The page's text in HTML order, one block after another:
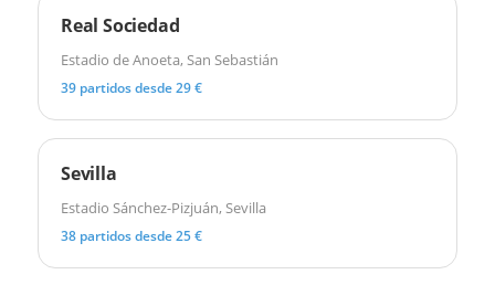
Real Sociedad
Estadio de Anoeta, San Sebastián
39 partidos desde 29 €
Sevilla
Estadio Sánchez-Pizjuán, Sevilla
38 partidos desde 25 €